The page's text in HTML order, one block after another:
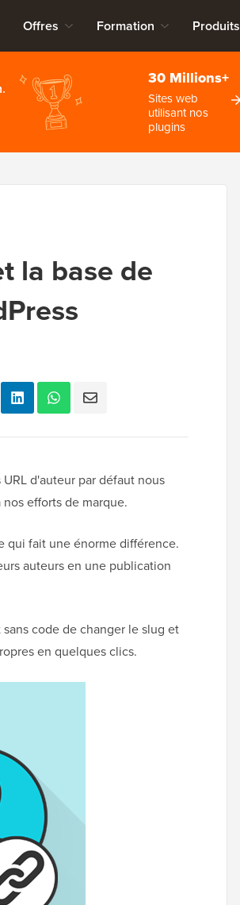
Offres Formation Produits
30 Millions+
Sites web
utilisant nos
plugins
la base de
d'auteur par défaut nous
efforts de marque.
qui fait une énorme différence.
auteurs en une publication
code de changer le slug et
en quelques clics.